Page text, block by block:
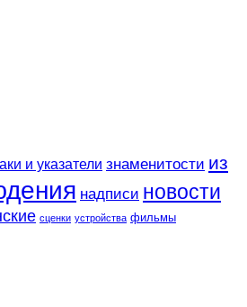
и указатели знаменитости из
надписи новости
сценки устройства фильмы